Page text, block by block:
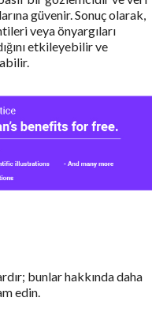
güvenir. Sonuç olarak,
veya önyargıları
etkileyebilir ve
bunlar hakkında daha
edin.